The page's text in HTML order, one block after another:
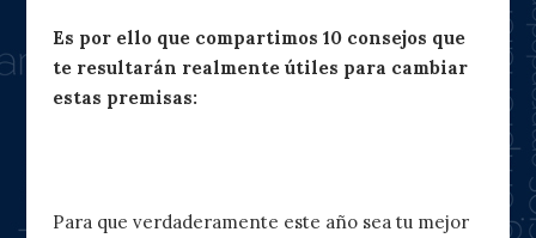
Es por ello que compartimos 10 consejos que
te resultarán realmente útiles para cambiar
estas premisas:
Para que verdaderamente este año sea tu mejor